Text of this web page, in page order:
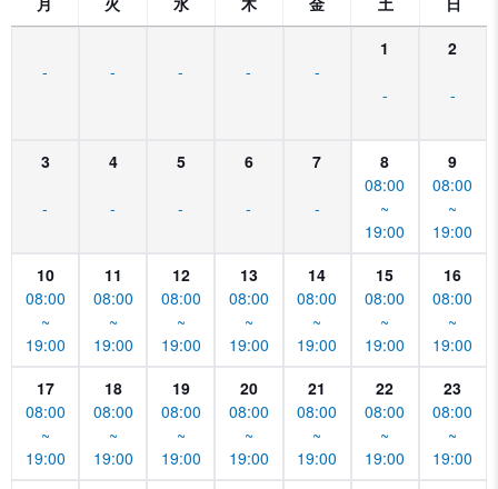
- - - - -
1
-
2
-
3
-
4
-
5
-
6
-
7
-
8
08:00
~
19:00
9
08:00
~
19:00
10
08:00
~
19:00
11
08:00
~
19:00
12
08:00
~
19:00
13
08:00
~
19:00
14
08:00
~
19:00
15
08:00
~
19:00
16
08:00
~
19:00
17
08:00
~
19:00
18
08:00
~
19:00
19
08:00
~
19:00
20
08:00
~
19:00
21
08:00
~
19:00
22
08:00
~
19:00
23
08:00
~
19:00